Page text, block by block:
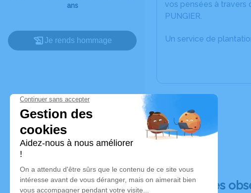
ans
Je rends hommage
vos pensées à travers
PUNGIER.
Un service de
Déroulé des